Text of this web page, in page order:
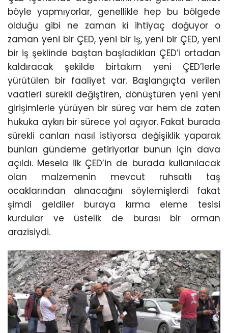
böyle yapmıyorlar, genellikle hep bu bölgede
olduğu gibi ne zaman ki ihtiyaç doğuyor o
zaman yeni bir ÇED, yeni bir iş, yeni bir ÇED, yeni
bir iş şeklinde baştan başladıkları ÇED’i ortadan
kaldıracak şekilde birtakım yeni ÇED’lerle
yürütülen bir faaliyet var. Başlangıçta verilen
vaatleri sürekli değiştiren, dönüştüren yeni yeni
girişimlerle yürüyen bir süreç var hem de zaten
hukuka aykırı bir sürece yol açıyor. Fakat burada
sürekli canları nasıl istiyorsa değişiklik yaparak
bunları gündeme getiriyorlar bunun için dava
açıldı. Mesela ilk ÇED’in de burada kullanılacak
olan malzemenin mevcut ruhsatlı taş
ocaklarından alınacağını söylemişlerdi fakat
şimdi geldiler buraya kırma eleme tesisi
kurdular ve üstelik de burası bir orman
arazisiydi.